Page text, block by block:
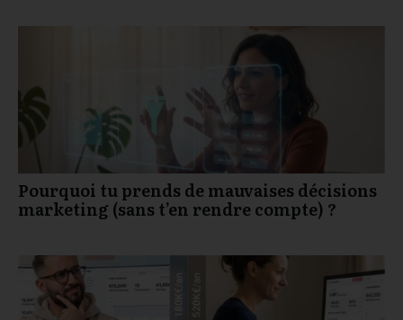
Pourquoi tu prends de mauvaises décisions
marketing (sans t’en rendre compte) ?